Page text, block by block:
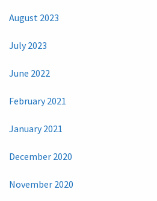
August 2023
July 2023
June 2022
February 2021
January 2021
December 2020
November 2020